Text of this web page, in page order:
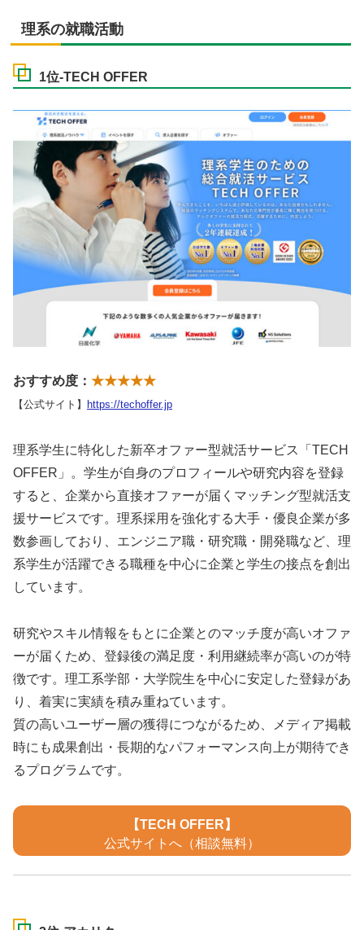
理系の就職活動
1位-TECH OFFER
おすすめ度： ★★★★★
【公式サイト】 https://techoffer.jp
理系学生に特化した新卒オファー型就活サービス「TECH
OFFER」。学生が自身のプロフィールや研究内容を登録
すると、企業から直接オファーが届くマッチング型就活支
援サービスです。理系採用を強化する大手・優良企業が多
数参画しており、エンジニア職・研究職・開発職など、理
系学生が活躍できる職種を中心に企業と学生の接点を創出
しています。
研究やスキル情報をもとに企業とのマッチ度が高いオファ
ーが届くため、登録後の満足度・利用継続率が高いのが特
徴です。理工系学部・大学院生を中心に安定した登録があ
り、着実に実績を積み重ねています。
質の高いユーザー層の獲得につながるため、メディア掲載
時にも成果創出・長期的なパフォーマンス向上が期待でき
るプログラムです。
【TECH OFFER】
公式サイトへ（相談無料）